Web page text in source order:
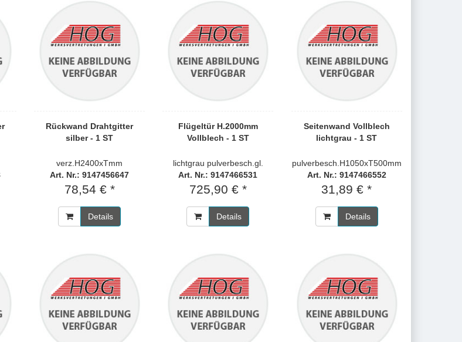
Rückwand Drahtgitter
silber - 1 ST
verz.H2400xTmm
Art. Nr.: 9147456647
78,54 € *
Details
Flügeltür H.2000mm
Vollblech - 1 ST
lichtgrau pulverbesch.gl.
Art. Nr.: 9147466531
725,90 € *
Details
Seitenwand Vollblech
lichtgrau - 1 ST
pulverbesch.H1050xT500mm
Art. Nr.: 9147466552
31,89 € *
Details